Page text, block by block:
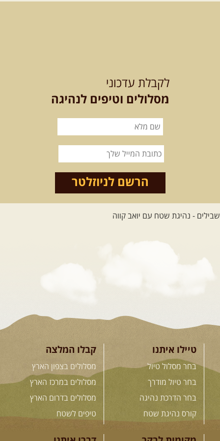
מסעות בעולם
קירגיסטאן – בעקבות הנוודים,
והמרגשות בעולם. קירגיסטאן היא לא ...
26.08-02.09.2026 - גאורגיה,
המגדלים של הקווקז
הקווקז הגבוה מחכה לכם: נתיבי שטח
מרהיבים, פסגות מושלגות, אירוח ...
[המשך]
בין רכס הקווקז הנמוך לגבוה, בין נהרות
שוצפים למעברי הרים ...
לכל המסעות בעולם
. הדרכות נהיגה .
לקבלת עדכוני
מסלולים וטיפים לנהיגה
הרשם לניוזלטר
טיילו איתנו
בחר מסלול טיול
בחר טיול מודרך
בחר הדרכת נהיגה
קורס נהיגת שטח
קבלו המלצה
מסלולים בצפון הארץ
מסלולים במרכז הארץ
מסלולים בדרום הארץ
טיפים לשטח